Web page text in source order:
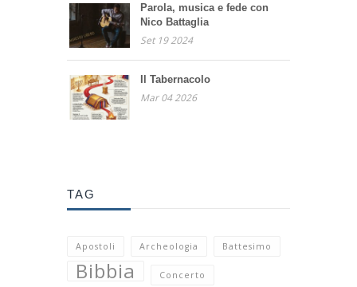
Parola, musica e fede con
Nico Battaglia
Set 19 2024
Il Tabernacolo
Mar 04 2026
TAG
Apostoli Archeologia Battesimo
Bibbia Concerto